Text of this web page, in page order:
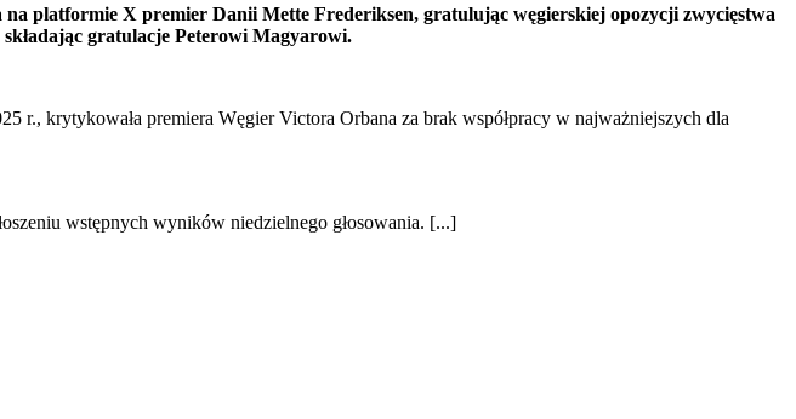
platformie X premier Danii Mette Frederiksen, gratulując węgierskiej opozycji zwycięstwa
gratulacje Peterowi Magyarowi.
r., krytykowała premiera Węgier Victora Orbana za brak współpracy w najważniejszych dla
wstępnych wyników niedzielnego głosowania. [...]